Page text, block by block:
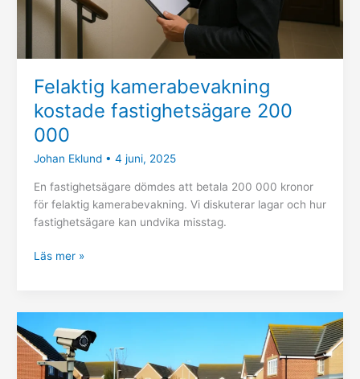
Felaktig kamerabevakning
kostade fastighetsägare 200
000
Johan Eklund • 4 juni, 2025
En fastighetsägare dömdes att betala 200 000 kronor
för felaktig kamerabevakning. Vi diskuterar lagar och hur
fastighetsägare kan undvika misstag.
Läs mer »
i
bostadsrättsföreningar